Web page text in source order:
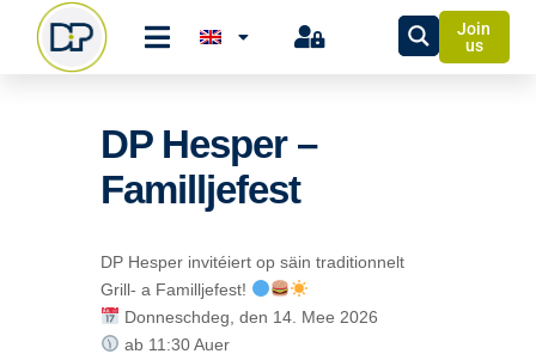
Join
us
DP Hesper –
Familljefest
DP Hesper invitéiert op säin traditionnelt
Grill- a Familljefest!
Donneschdeg, den 14. Mee 2026
ab 11:30 Auer